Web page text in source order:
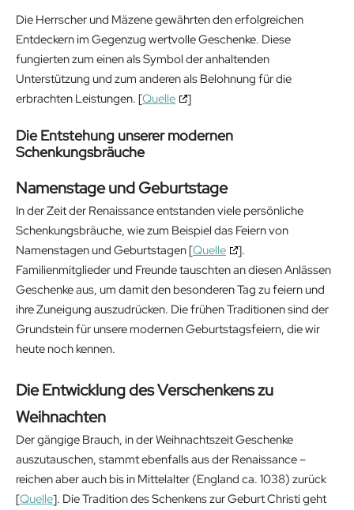
Die Herrscher und Mäzene gewährten den erfolgreichen
Entdeckern im Gegenzug wertvolle Geschenke. Diese
fungierten zum einen als Symbol der anhaltenden
Unterstützung und zum anderen als Belohnung für die
erbrachten Leistungen. [Quelle ]
Die Entstehung unserer modernen
Schenkungsbräuche
Namenstage und Geburtstage
In der Zeit der Renaissance entstanden viele persönliche
Schenkungsbräuche, wie zum Beispiel das Feiern von
Namenstagen und Geburtstagen [Quelle
].
Familienmitglieder und Freunde tauschten an diesen Anlässen
Geschenke aus, um damit den besonderen Tag zu feiern und
ihre Zuneigung auszudrücken. Die frühen Traditionen sind der
Grundstein für unsere modernen Geburtstagsfeiern, die wir
heute noch kennen.
Die Entwicklung des Verschenkens zu
Weihnachten
Der gängige Brauch, in der Weihnachtszeit Geschenke
auszutauschen, stammt ebenfalls aus der Renaissance –
reichen aber auch bis in Mittelalter (England ca. 1038) zurück
[Quelle]. Die Tradition des Schenkens zur Geburt Christi geht